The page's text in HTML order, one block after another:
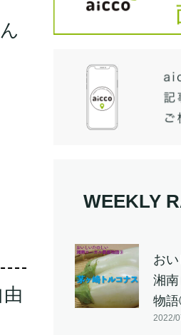
WEEKLY
お
湘
物
2022/